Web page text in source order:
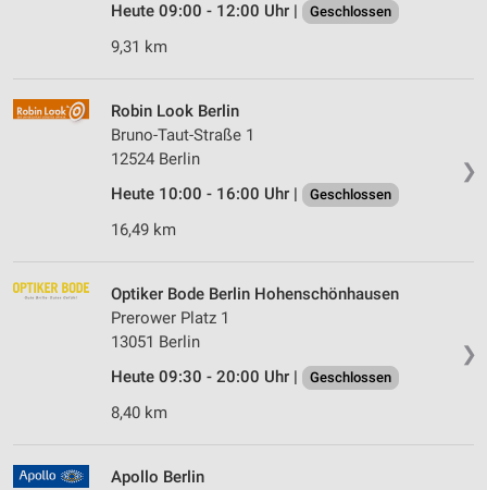
Heute 09:00 - 12:00 Uhr |
Geschlossen
9,31 km
❯
Robin Look Berlin
Bruno-Taut-Straße 1
12524 Berlin
Heute 10:00 - 16:00 Uhr |
Geschlossen
16,49 km
❯
Optiker Bode Berlin Hohenschönhausen
Prerower Platz 1
13051 Berlin
Heute 09:30 - 20:00 Uhr |
Geschlossen
8,40 km
Apollo Berlin